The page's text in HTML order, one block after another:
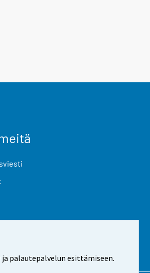
palautepalvelun esittämiseen.